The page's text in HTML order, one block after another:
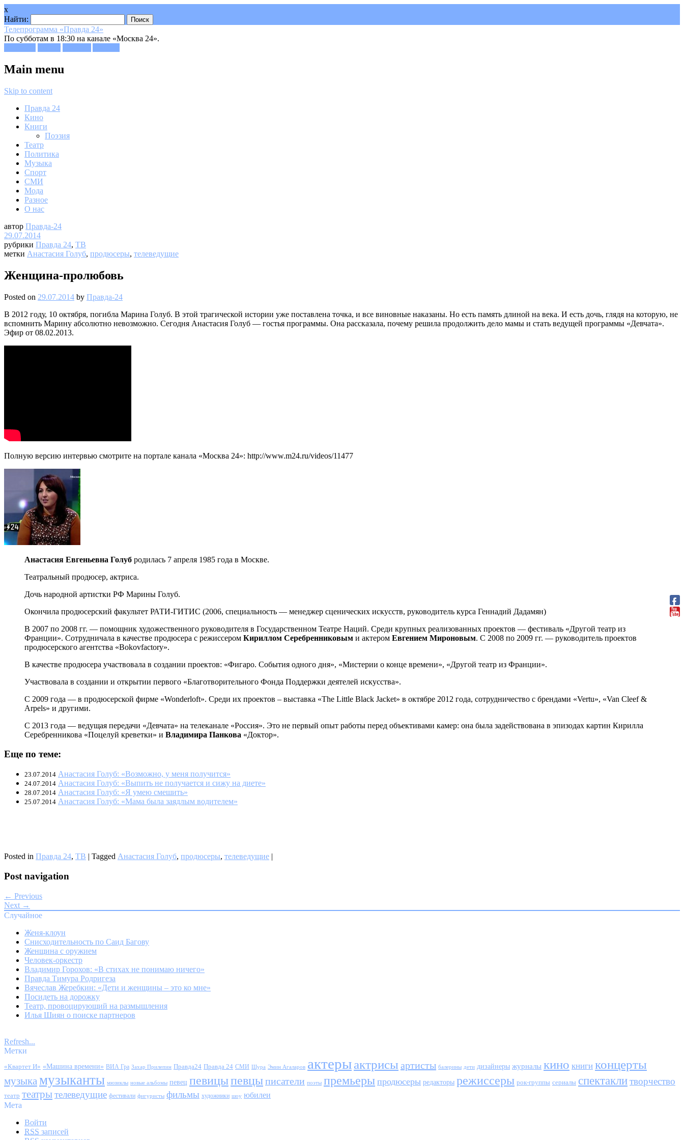
x
Найти:
Телепрограмма «Правда 24»
По субботам в 18:30 на канале «Москва 24».
Main menu
Skip to content
Правда 24
Кино
Книги
Поэзия
Театр
Политика
Музыка
Спорт
СМИ
Мода
Разное
О нас
автор Правда-24
29.07.2014
рубрики Правда 24, ТВ
метки Анастасия Голуб, продюсеры, телеведущие
Женщина-пролюбовь
Posted on 29.07.2014 by Правда-24
В 2012 году, 10 октября, погибла Марина Голуб. В этой трагической истории уже поставлена точка, и все виновные наказаны. Но есть память длиной на века. И есть дочь, глядя на которую, не
вспомнить Марину абсолютно невозможно. Сегодня Анастасия Голуб — гостья программы. Она рассказала, почему решила продолжить дело мамы и стать ведущей программы «Девчата».
Эфир от 08.02.2013.
Полную версию интервью смотрите на портале канала «Москва 24»: http://www.m24.ru/videos/11477
Анастасия Евгеньевна Голуб родилась 7 апреля 1985 года в Москве.
Театральный продюсер, актриса.
Дочь народной артистки РФ Марины Голуб.
Окончила продюсерский факультет РАТИ-ГИТИС (2006, специальность — менеджер сценических искусств, руководитель курса Геннадий Дадамян)
В 2007 по 2008 гг. — помощник художественного руководителя в Государственном Театре Наций. Среди крупных реализованных проектов — фестиваль «Другой театр из
Франции». Сотрудничала в качестве продюсера с режиссером Кириллом Серебренниковым и актером Евгением Мироновым. С 2008 по 2009 гг. — руководитель проектов
продюсерского агентства «Bokovfactory».
В качестве продюсера участвовала в создании проектов: «Фигаро. События одного дня», «Мистерии о конце времени», «Другой театр из Франции».
Участвовала в создании и открытии первого «Благотворительного Фонда Поддержки деятелей искусства».
С 2009 года — в продюсерской фирме «Wonderloft». Среди их проектов – выставка «The Little Black Jacket» в октябре 2012 года, сотрудничество с брендами «Vertu», «Van Cleef &
Arpels» и другими.
С 2013 года — ведущая передачи «Девчата» на телеканале «Россия». Это не первый опыт работы перед объективами камер: она была задействована в эпизодах картин Кирилла
Серебренникова «Поцелуй креветки» и Владимира Панкова «Доктор».
Еще по теме:
23.07.2014 Анастасия Голуб: «Возможно, у меня получится»
24.07.2014 Анастасия Голуб: «Выпить не получается и сижу на диете»
28.07.2014 Анастасия Голуб: «Я умею смешить»
25.07.2014 Анастасия Голуб: «Мама была заядлым водителем»
Posted in Правда 24, ТВ | Tagged Анастасия Голуб, продюсеры, телеведущие |
Post navigation
← Previous
Next →
Случайное
Женя-клоун
Снисходительность по Саид Багову
Женщина с оружием
Человек-оркестр
Владимир Горохов: «В стихах не понимаю ничего»
Правда Тимура Родригеза
Вячеслав Жеребкин: «Дети и женщины – это ко мне»
Посидеть на дорожку
Театр, провоцирующий на размышления
Илья Шиян о поиске партнеров
Refresh...
Метки
«Квартет И» «Машина времени» ВИА Гра Захар Прилепин Правда24 Правда 24 СМИ Шура Эмин Агаларов актерыактрисы артисты балерины дети дизайнеры журналы кино книги концерты
музыка музыканты мюзиклы новые альбомы певец певицыпевцыписатели поэты премьеры продюсеры редакторы режиссеры рок-группы сериалы спектаклитворчество
театр театрытелеведущие фестивали фигуристы фильмы художники шоу юбилеи
Мета
Войти
RSS записей